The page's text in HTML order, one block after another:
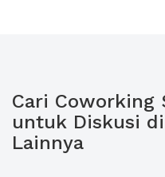
Cari Coworking
untuk Diskusi
Lainnya